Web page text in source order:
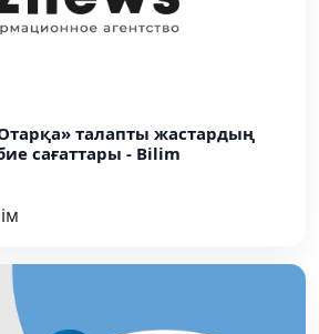
талапты жастардың
сағаттары - Bilim